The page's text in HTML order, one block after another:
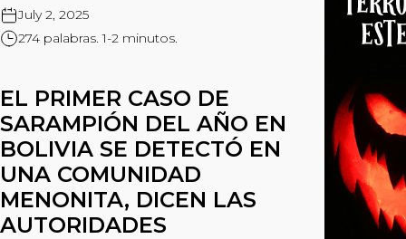
July 2, 2025
274 palabras. 1-2 minutos.
EL PRIMER CASO DE
SARAMPIÓN DEL AÑO EN
BOLIVIA SE DETECTÓ EN
UNA COMUNIDAD
MENONITA, DICEN LAS
AUTORIDADES